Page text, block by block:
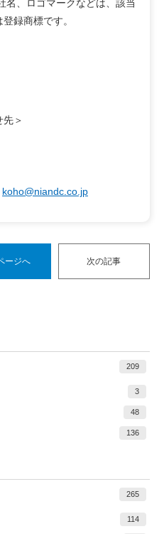
名、ロゴマークなどは、該当
録商標です。
先＞
koho@niandc.co.jp
ージへ 次の記事
209
3
48
136
265
114